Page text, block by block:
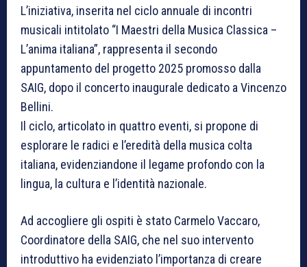
L’iniziativa, inserita nel ciclo annuale di incontri
musicali intitolato “I Maestri della Musica Classica –
L’anima italiana”, rappresenta il secondo
appuntamento del progetto 2025 promosso dalla
SAIG, dopo il concerto inaugurale dedicato a Vincenzo
Bellini.
Il ciclo, articolato in quattro eventi, si propone di
esplorare le radici e l’eredità della musica colta
italiana, evidenziandone il legame profondo con la
lingua, la cultura e l’identità nazionale.
Ad accogliere gli ospiti è stato Carmelo Vaccaro,
Coordinatore della SAIG, che nel suo intervento
introduttivo ha evidenziato l’importanza di creare